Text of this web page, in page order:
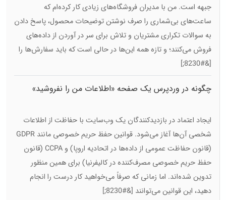
جبهه است. من با مدیران فروشگاه‌های زیادی کار کرده‌ام که
ساعت‌های بی‌شماری را صرف نوشتن توضیحات محصول، پاسخ دادن
به سوالات تکراری مشتریان و تلاش برای سر در آوردن از داده‌های
فروش می‌کنند؛ و تازه همه این‌ها در حالی است که باید سفارش‌ها را
[&#8230;]
چگونه در وردپرس یک صفحه «اطلاعات من را نفروشید»
ایجاد اعتماد در بازدیدکنندگان یک وب‌سایت با حفاظت از اطلاعات
شخصی آن‌ها آغاز می‌شود. قوانین حفظ حریم خصوصی مانند GDPR
(قانون حفاظت عمومی از داده‌ها در اتحادیه اروپا) و CCPA (قانون
حفظ حریم خصوصی مصرف‌کننده در کالیفرنیا) برای همین منظور
تدوین شده‌اند. اما زمانی که صرفاً می‌خواهید کار درست را انجام
دهید، این قوانین می‌توانند [&#8230;]